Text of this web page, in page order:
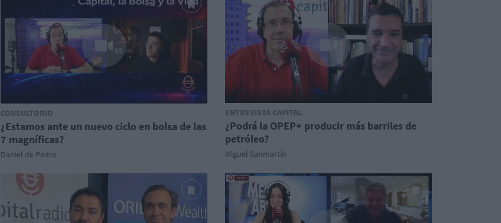
CONSULTORIO
¿Estamos ante un nuevo ciclo en bolsa de las
7 magníficas?
Daniel de Pedro
ENTREVISTA CAPITAL
¿Podrá la OPEP+ producir más barriles de
petróleo?
Miguel Sanmartín